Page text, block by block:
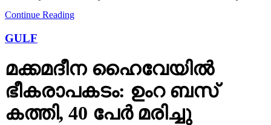
Continue Reading
GULF
മക്കമദീന ഹൈവേയില്‍
ഭീകരാപകടം: ഉംറ ബസ്
കത്തി, 40 പേര്‍ മരിച്ചു